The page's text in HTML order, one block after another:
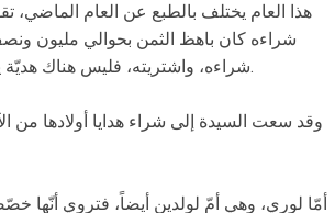
هذا العام يختلف بالطبع عن العام الماضي،
شراءه كان باهظ الثمن بحوالي مليون
شراءه، واشتريته، فليس هناك هديّة يقلّ ثمنها عن 300 ألف ليرة وتكون هديّة عادية جداً”، وفق سينتيا.
أمّا لوري، وهي أمّ لولدين أيضاً، فتروي أنّها